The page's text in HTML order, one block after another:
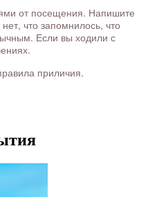
от посещения. Напишите
что запомнилось, что
Если вы ходили с
приличия.